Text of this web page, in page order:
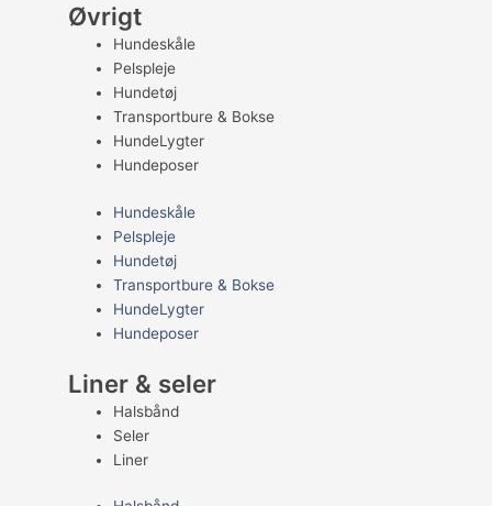
Øvrigt
Hundeskåle
Pelspleje
Hundetøj
Transportbure & Bokse
HundeLygter
Hundeposer
Hundeskåle
Pelspleje
Hundetøj
Transportbure & Bokse
HundeLygter
Hundeposer
Liner & seler
Halsbånd
Seler
Liner